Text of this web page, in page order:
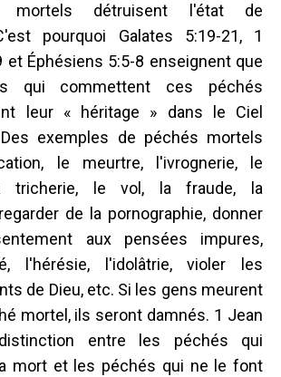
mortels détruisent l'état de
pourquoi Galates 5:19-21, 1
et Éphésiens 5:5-8 enseignent que
qui commettent ces péchés
leur « héritage » dans le Ciel
exemples de péchés mortels
le meurtre, l'ivrognerie, le
tricherie, le vol, la fraude, la
de la pornographie, donner
aux pensées impures,
l'hérésie, l'idolâtrie, violer les
de Dieu, etc. Si les gens meurent
mortel, ils seront damnés. 1 Jean
entre les péchés qui
mort et les péchés qui ne le font